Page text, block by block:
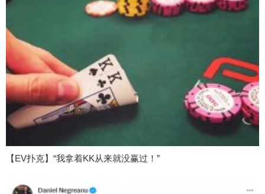
【EV扑克】“我拿着KK从来就没赢过！”